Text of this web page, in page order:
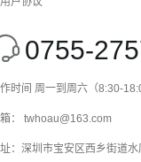
0755-
时间 周一到周六（8:30-
： twhoau@163.com
：深圳市宝安区西乡街道